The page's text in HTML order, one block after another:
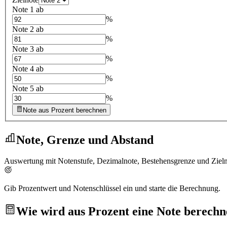
Note 1 ab
%
Note 2 ab
%
Note 3 ab
%
Note 4 ab
%
Note 5 ab
%
Note aus Prozent berechnen
Note, Grenze und Abstand
Auswertung mit Notenstufe, Dezimalnote, Bestehensgrenze und
Gib Prozentwert und Notenschlüssel ein und starte die Berechnung.
Wie wird aus Prozent eine Note